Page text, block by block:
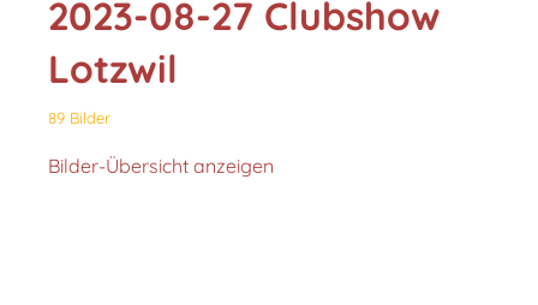
2023-08-27 Clubshow
Lotzwil
89 Bilder
Bilder-Übersicht anzeigen